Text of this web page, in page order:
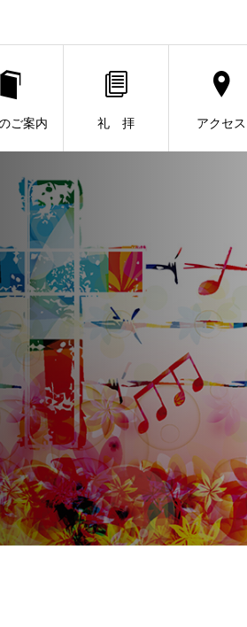
ご案内 礼 拝 アクセス